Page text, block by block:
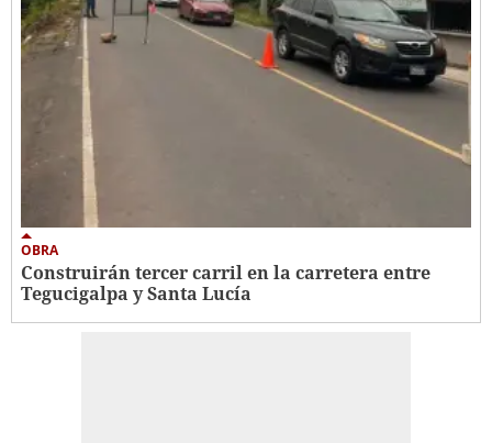
OBRA
Construirán tercer carril en la carretera entre
Tegucigalpa y Santa Lucía